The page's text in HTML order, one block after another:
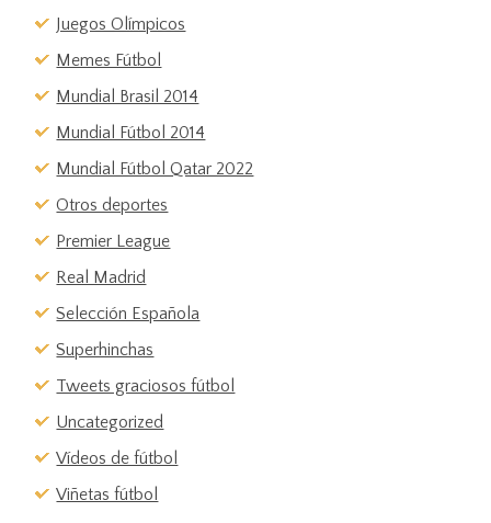
Juegos Olímpicos
Memes Fútbol
Mundial Brasil 2014
Mundial Fútbol 2014
Mundial Fútbol Qatar 2022
Otros deportes
Premier League
Real Madrid
Selección Española
Superhinchas
Tweets graciosos fútbol
Uncategorized
Vídeos de fútbol
Viñetas fútbol